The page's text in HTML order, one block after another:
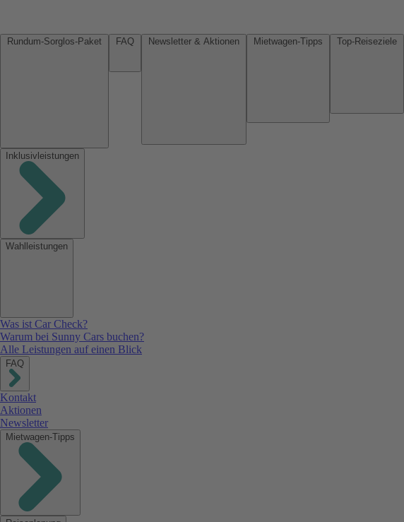
Inklusivleistungen
Wahlleistungen
Was ist Car Check?
Warum bei Sunny Cars buchen?
Alle Leistungen auf einen Blick
FAQ
Kontakt
Aktionen
Newsletter
Mietwagen-Tipps